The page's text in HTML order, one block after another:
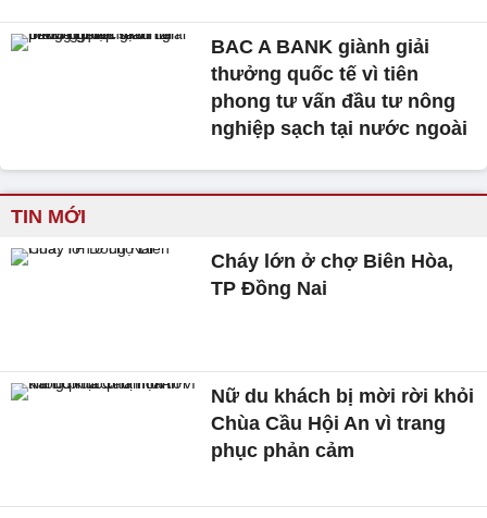
BAC A BANK giành giải
thưởng quốc tế vì tiên
phong tư vấn đầu tư nông
nghiệp sạch tại nước ngoài
TIN MỚI
Cháy lớn ở chợ Biên Hòa,
TP Đồng Nai
Nữ du khách bị mời rời khỏi
Chùa Cầu Hội An vì trang
phục phản cảm